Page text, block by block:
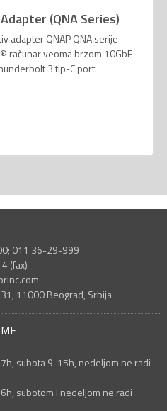
(QNA Series)
adapter QNAP QNA serije
računar veoma brzom 10GbE
3 tip-C port.
011 36-29-999
(fax)
11000 Beograd, Srbija
subota 9-15h, nedeljom ne radi
subotom i nedeljom ne radi